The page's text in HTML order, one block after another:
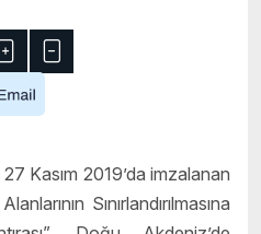
Kasım 2019’da imzalanan
Sınırlandırılmasına